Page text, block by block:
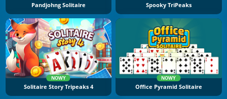
Pandjohng Solitaire Spooky TriPeaks
NOWY
Solitaire Story Tripeaks 4
NOWY
Office Pyramid Solitaire